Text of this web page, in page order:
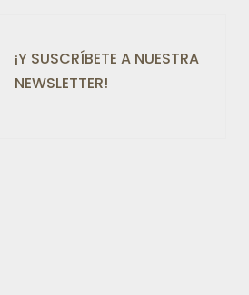
¡Y SUSCRÍBETE A NUESTRA
NEWSLETTER!